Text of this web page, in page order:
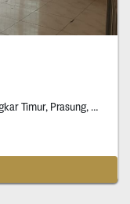
Sinar Buduran * Blok A No ** Jalan Raya Lingkar Timur, Prasung, Sidoarjo